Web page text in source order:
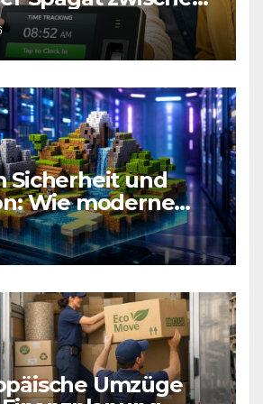
und effizienter
Sicherheit und
Wie moderne
neu definiert
Umzüge